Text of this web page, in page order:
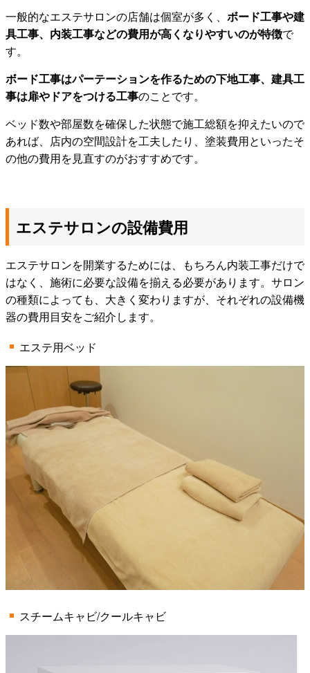
一般的なエステサロンの店舗は個室が多く、 ボード工事や建
具工事、内装工事などの費用が高くなりやすいのが特徴で
す。
ボード工事はパーテーションを作るための下地工事、建具工
事は扉やドアをつける工事のことです。
ベッド数や部屋数を確保した状態で施工総額を抑えたいので
あれば、店内の空間設計を工夫したり、塗装費用といったそ
の他の費用を見直すのがおすすめです。
エステサロンの設備費用
エステサロンを開業するためには、もちろん内装工事だけで
はなく、施術に必要な設備を揃える必要があります。サロン
の種類によっても、大きく変わりますが、それぞれの設備機
器の費用目安をご紹介します。
エステ用ベッド
スチームキャビ/クールキャビ